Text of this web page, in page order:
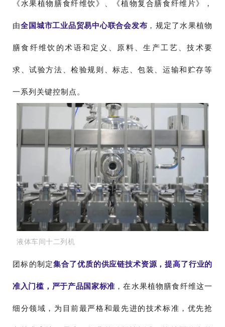
《水果植物膳食纤维饮》、《植物复合膳食纤维片》，
由全国城市工业品贸易中心联合会发布 ，规定了水果植物
膳食纤维饮的术语和定义、原料、生产工艺、技术要
求、试验方法、检验规则、标志、包装、运输和贮存等
一系列关键控制点。
液体车间十二列机
团标的制定集合了优质的供应链技术资源，提高了行业的
准入门槛，严于产品国家标准 ，在水果植物膳食纤维这一
细分领域，为目前最严格和最先进的技术标准，优先抢